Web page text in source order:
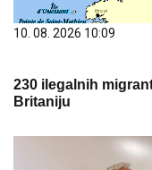
10. 08. 2026 10:09
230 ilegalnih
Britaniju